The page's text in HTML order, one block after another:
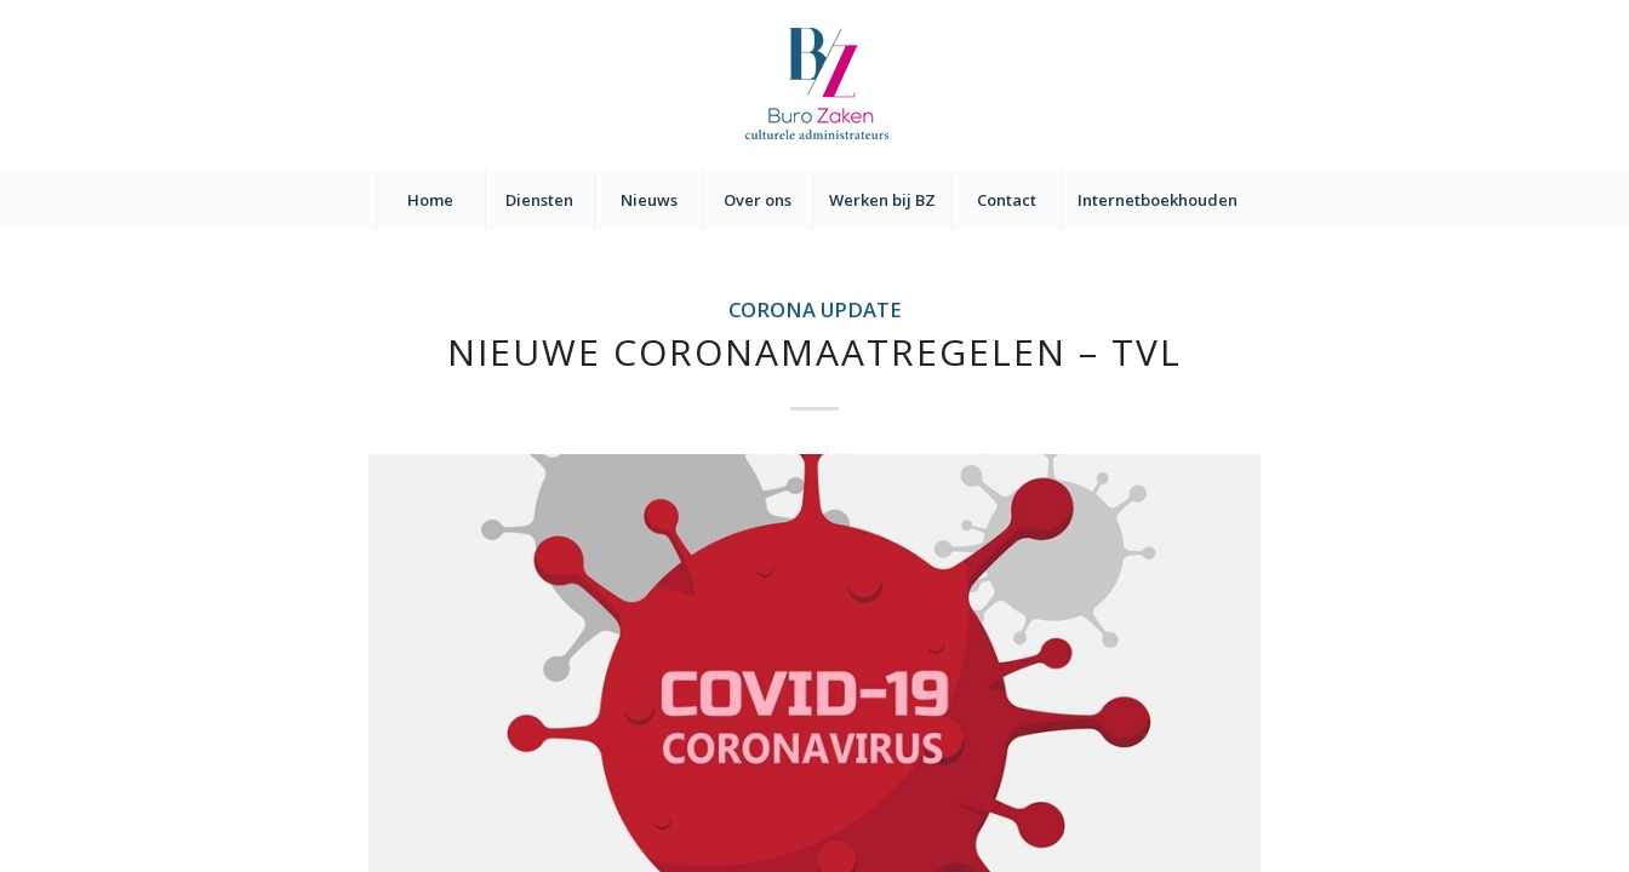
Home Diensten Nieuws Over ons Werken bij BZ Contact Internetboekhouden
CORONA UPDATE
NIEUWE CORONAMAATREGELEN – TVL